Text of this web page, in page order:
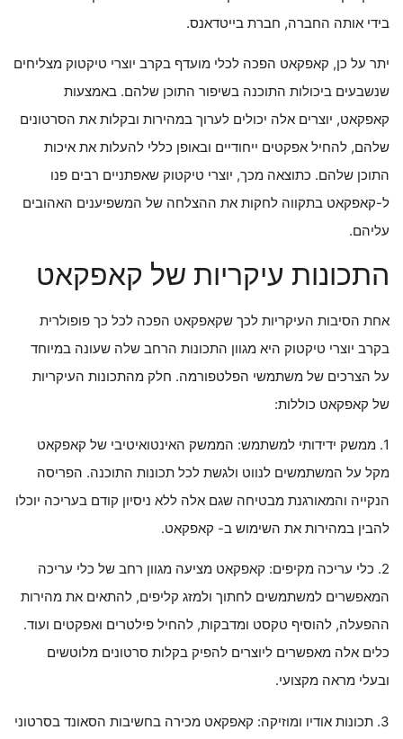
בידי אותה החברה, חברת בייטדאנס.
יתר על כן, קאפקאט הפכה לכלי מועדף בקרב יוצרי טיקטוק מצליחים
שנשבעים ביכולות התוכנה בשיפור התוכן שלהם. באמצעות
קאפקאט, יוצרים אלה יכולים לערוך במהירות ובקלות את הסרטונים
שלהם, להחיל אפקטים ייחודיים ובאופן כללי להעלות את איכות
התוכן שלהם. כתוצאה מכך, יוצרי טיקטוק שאפתניים רבים פנו
ל-קאפקאט בתקווה לחקות את ההצלחה של המשפיענים האהובים
עליהם.
התכונות עיקריות של קאפקאט
אחת הסיבות העיקריות לכך שקאפקאט הפכה לכל כך פופולרית
בקרב יוצרי טיקטוק היא מגוון התכונות הרחב שלה שעונה במיוחד
על הצרכים של משתמשי הפלטפורמה. חלק מהתכונות העיקריות
של קאפקאט כוללות:
1. ממשק ידידותי למשתמש: הממשק האינטואיטיבי של קאפקאט
מקל על המשתמשים לנווט ולגשת לכל תכונות התוכנה. הפריסה
הנקייה והמאורגנת מבטיחה שגם אלה ללא ניסיון קודם בעריכה יוכלו
להבין במהירות את השימוש ב- קאפקאט.
2. כלי עריכה מקיפים: קאפקאט מציעה מגוון רחב של כלי עריכה
המאפשרים למשתמשים לחתוך ולמזג קליפים, להתאים את מהירות
ההפעלה, להוסיף טקסט ומדבקות, להחיל פילטרים ואפקטים ועוד.
כלים אלה מאפשרים ליוצרים להפיק בקלות סרטונים מלוטשים
ובעלי מראה מקצועי.
3. תכונות אודיו ומוזיקה: קאפקאט מכירה בחשיבות הסאונד בסרטוני